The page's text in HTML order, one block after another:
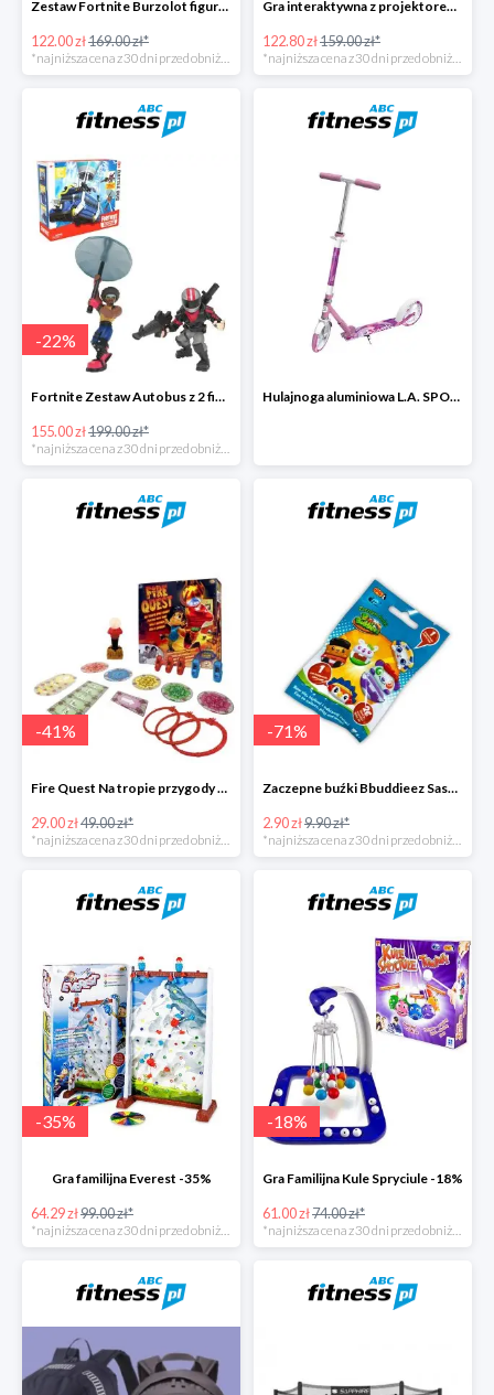
Zestaw Fortnite Burzolot figurka+2 akcesoria -28%
122.00 zł169.00 zł*
*najniższa cena z 30 dni przed obniżką
Gra interaktywna z projektorem Magia Gwiazd -23%
122.80 zł159.00 zł*
*najniższa cena z 30 dni przed obniżką
-22%
Fortnite Zestaw Autobus z 2 figurkami i 4 akcesoriami -22%
155.00 zł199.00 zł*
*najniższa cena z 30 dni przed obniżką
Hulajnoga aluminiowa L.A. SPORTS CITY 13860LRG ze stopką -27%
-41%
Fire Quest Na tropie przygody -41%
29.00 zł49.00 zł*
-71%
Zaczepne buźki Bbuddieez Saszetka -71%
2.90 zł9.90 zł*
-35%
Gra familijna Everest -35%
64.29 zł99.00 zł*
*najniższa cena z 30 dni przed obniżką
-18%
Gra Familijna Kule Spryciule -18%
61.00 zł74.00 zł*
*najniższa cena z 30 dni przed obniżką